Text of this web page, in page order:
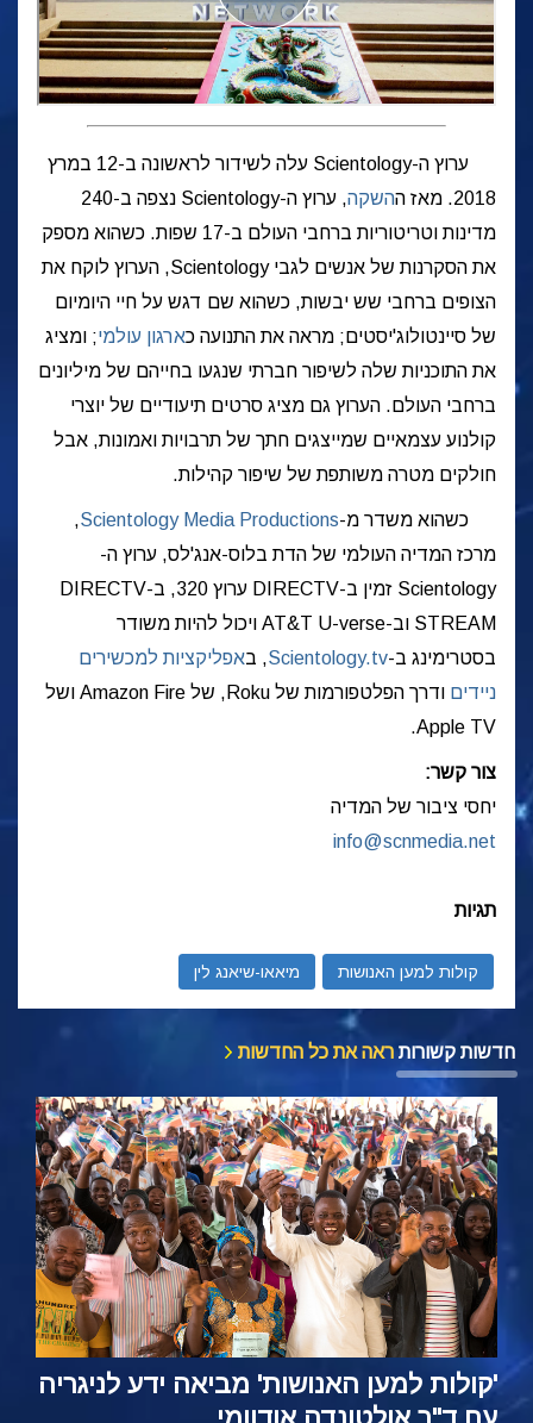
ערוץ ה-Scientology עלה לשידור לראשונה ב-12 במרץ
2018. מאז ה
השקה
, ערוץ ה-Scientology נצפה ב-240
מדינות וטריטוריות ברחבי העולם ב-17 שפות. כשהוא מספק
את הסקרנות של אנשים לגבי Scientology, הערוץ לוקח את
הצופים ברחבי שש יבשות, כשהוא שם דגש על חיי היומיום
של סיינטולוג'יסטים; מראה את התנועה כארגון עולמי; ומציג
את התוכניות שלה לשיפור חברתי שנגעו בחייהם של מיליונים
ברחבי העולם. הערוץ גם מציג סרטים תיעודיים של יוצרי
קולנוע עצמאיים שמייצגים חתך של תרבויות ואמונות, אבל
חולקים מטרה משותפת של שיפור קהילות.
כשהוא משדר מ-Scientology Media Productions
,
מרכז המדיה העולמי של הדת בלוס-אנג'לס, ערוץ ה-
Scientology זמין ב-DIRECTV ערוץ 320, ב-DIRECTV
STREAM וב-AT&T U-verse ויכול להיות משודר
בסטרימינג ב-Scientology.tv, באפליקציות למכשירים
ניידים
ודרך הפלטפורמות של Roku, של Amazon Fire ושל
Apple TV.
צור קשר:
יחסי ציבור של המדיה
info@scnmedia.net
תגיות
קולות למען האנושות מיאאו-שיאנג לין
חדשות קשורות ראה את כל החדשות
'קולות למען האנושות' מביאה ידע לניגריה